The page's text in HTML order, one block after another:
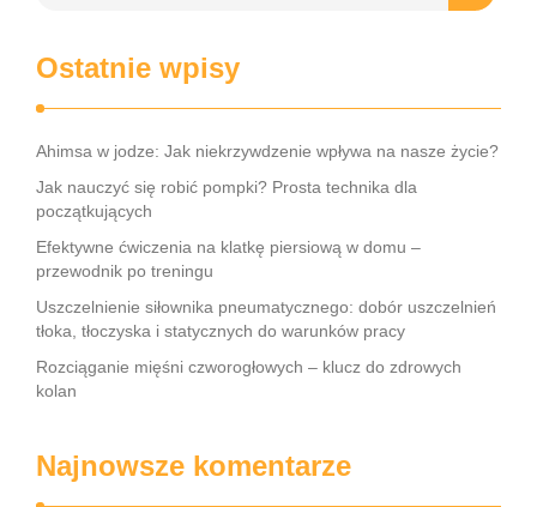
Ostatnie wpisy
Ahimsa w jodze: Jak niekrzywdzenie wpływa na nasze życie?
Jak nauczyć się robić pompki? Prosta technika dla
początkujących
Efektywne ćwiczenia na klatkę piersiową w domu –
przewodnik po treningu
Uszczelnienie siłownika pneumatycznego: dobór uszczelnień
tłoka, tłoczyska i statycznych do warunków pracy
Rozciąganie mięśni czworogłowych – klucz do zdrowych
kolan
Najnowsze komentarze